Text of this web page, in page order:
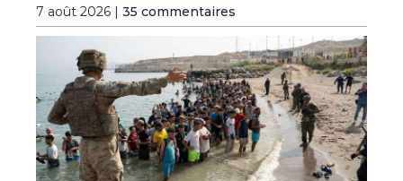
7 août 2026 | 35 commentaires